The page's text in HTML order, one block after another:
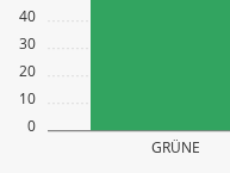
0
10
20
30
40
GRÜNE